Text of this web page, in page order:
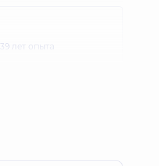
39 лет опыта